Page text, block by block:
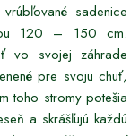
sadenice
120 – 150 cm.
vo svojej záhrade
pre svoju chuť,
toho stromy potešia
a skrášľujú každú